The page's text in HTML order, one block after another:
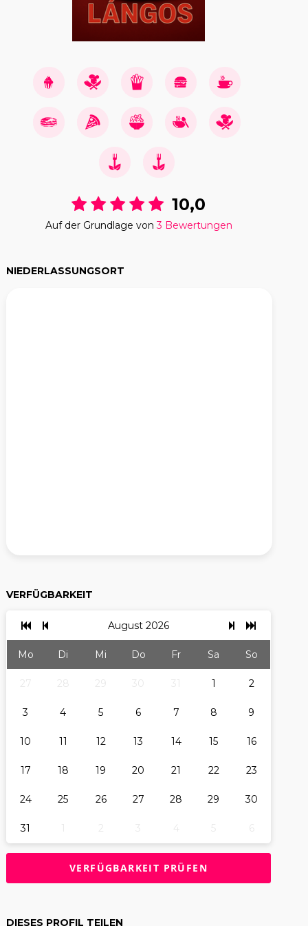
10,0
Auf der Grundlage von3 Bewertungen
NIEDERLASSUNGSORT
VERFÜGBARKEIT
August 2026
Mo Di Mi Do Fr Sa So
1 2
3 4 5 6 7 8 9
10 11 12 13 14 15 16
17 18 19 20 21 22 23
24 25 26 27 28 29 30
31
DIESES PROFIL TEILEN